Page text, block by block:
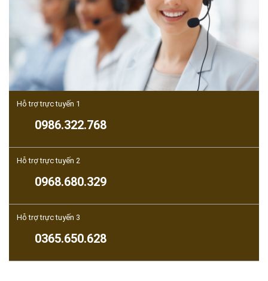
Hỗ trợ trực tuyến 1
0986.322.768
Hỗ trợ trực tuyến 2
0968.680.329
Hỗ trợ trực tuyến 3
0365.650.628